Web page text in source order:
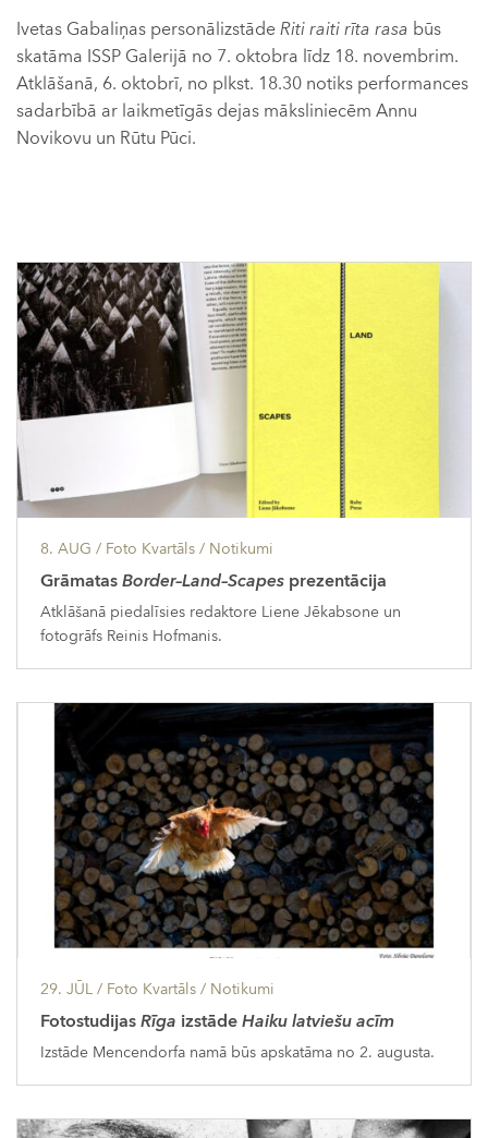
Ivetas Gabaliņas personālizstādeRiti raiti rīta rasa būs
skatāma ISSP Galerijā no 7. oktobra līdz 18. novembrim.
Atklāšanā, 6. oktobrī, no plkst. 18.30 notiks performances
sadarbībā ar laikmetīgās dejas māksliniecēm Annu
Novikovu un Rūtu Pūci.
8. AUG / Foto Kvartāls / Notikumi
GrāmatasBorder–Land–Scapes prezentācija
Atklāšanā piedalīsies redaktore Liene Jēkabsone un
fotogrāfs Reinis Hofmanis.
29. JŪL / Foto Kvartāls / Notikumi
FotostudijasRīga izstādeHaiku latviešu acīm
Izstāde Mencendorfa namā būs apskatāma no 2. augusta.